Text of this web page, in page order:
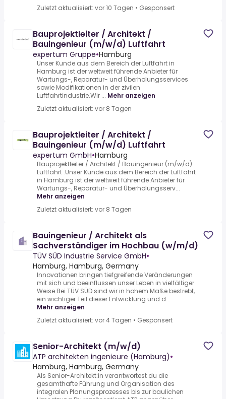
Zuletzt aktualisiert: vor 10 Tagen • Gesponsert
Bauprojektleiter / Architekt /
Bauingenieur (m/w/d) Luftfahrt
expertum Gruppe•Hamburg
Unser Kunde aus dem Bereich der Luftfahrt in
Hamburg ist der weltweit führende Anbieter für
Wartungs-, Reparatur- und Überholungsservices
sowie Modifikationen in der zivilen
Luftfahrtindustrie.Wir ... Mehr anzeigen
Zuletzt aktualisiert: vor 8 Tagen
Bauprojektleiter / Architekt /
Bauingenieur (m/w/d) Luftfahrt
expertum GmbH•Hamburg
Bauprojektleiter / Architekt / Bauingenieur (m/w/d)
Luftfahrt .Unser Kunde aus dem Bereich der Luftfahrt
in Hamburg ist der weltweit führende Anbieter für
Wartungs-, Reparatur- und Überholungsserv...
Mehr anzeigen
Zuletzt aktualisiert: vor 8 Tagen
Bauingenieur / Architekt als
Sachverständiger im Hochbau (w/m/d)
TÜV SÜD Industrie Service GmbH•
Hamburg, Hamburg, Germany
Innovationen bringen tiefgreifende Veränderungen
mit sich und beeinflussen unser Leben in vielfältiger
Weise.Bei TÜV SÜD sind wir in hohem Maße bestrebt,
ein wichtiger Teil dieser Entwicklung und d...
Mehr anzeigen
Zuletzt aktualisiert: vor 4 Tagen • Gesponsert
Senior-Architekt (m/w/d)
ATP architekten ingenieure (Hamburg)•
Hamburg, Hamburg, Germany
Als Senior-Architekt:in verantwortest du die
gesamthafte Führung und Organisation des
integralen Planungsprozesses bis zur baulichen